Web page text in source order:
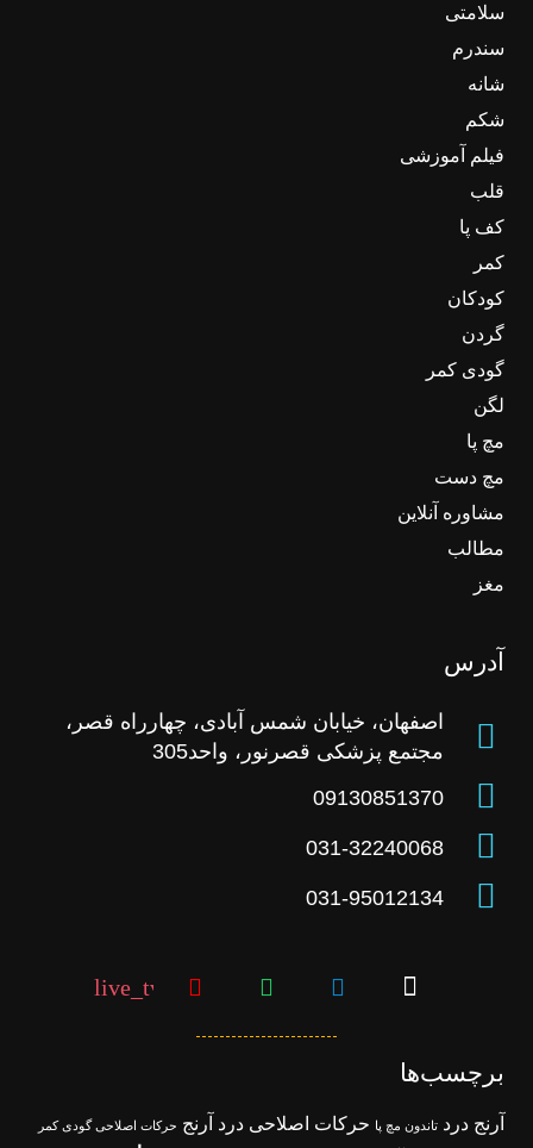
سلامتی
سندرم
شانه
شکم
فیلم آموزشی
قلب
کف پا
کمر
کودکان
گردن
گودی کمر
لگن
مچ پا
مچ دست
مشاوره آنلاین
مطالب
مغز
آدرس
اصفهان، خیابان شمس آبادی، چهارراه قصر،
مجتمع پزشکی قصرنور، واحد305
09130851370
031-32240068
031-95012134
live_tv
برچسب‌ها
آرنج درد تاندون مچ پا حرکات اصلاحی درد آرنج حرکات اصلاحی گودی کمر